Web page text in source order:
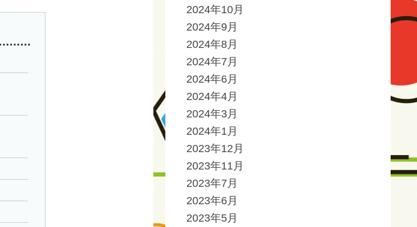
2024年10月
2024年9月
2024年8月
2024年7月
2024年6月
2024年4月
2024年3月
2024年1月
2023年12月
2023年11月
2023年7月
2023年6月
2023年5月